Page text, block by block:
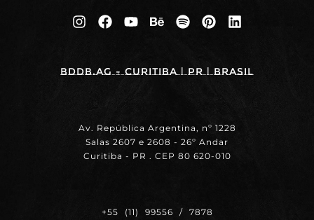
BDDB.ag - Curitiba | PR | BRASIL
Av. República Argentina, nº 1228
Salas 2607 e 2608 - 26º Andar
Curitiba - PR . CEP 80 620-010
+55 (11) 99556 / 7878